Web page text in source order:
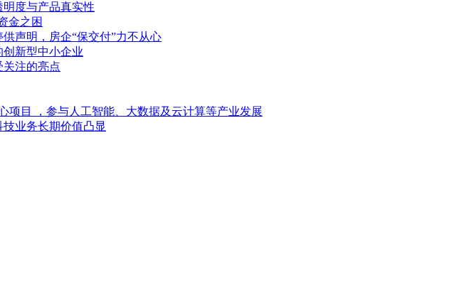
度与产品真实性
金之困
声明，房企“保交付”力不从心
新型中小企业
注的亮点
项目 ，参与人工智能、大数据及云计算等产业发展
业务长期价值凸显